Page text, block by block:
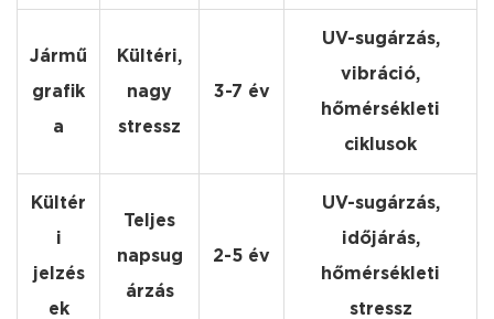
Jármű
grafik
a
Kültéri,
nagy
stressz
3-7 év
UV-sugárzás,
vibráció,
hőmérsékleti
ciklusok
Kültér
i
jelzés
ek
Teljes
napsug
árzás
2-5 év
UV-sugárzás,
időjárás,
hőmérsékleti
stressz